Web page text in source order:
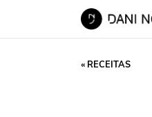
« RECEITAS